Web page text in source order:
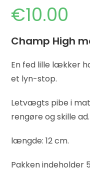
€10.00
Champ High
En fed lille lækker
et lyn-stop.
Letvægts pibe i
rengøre og skille ad.
længde: 12 cm.
Pakken indeholder